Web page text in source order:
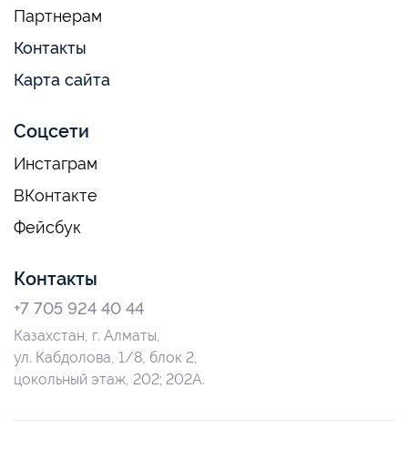
Партнерам
Контакты
Карта сайта
Соцсети
Инстаграм
ВКонтакте
Фейсбук
Контакты
+7 705 924 40 44
Казахстан, г. Алматы,
ул. Кабдолова, 1/8, блок 2,
цокольный этаж, 202; 202А.